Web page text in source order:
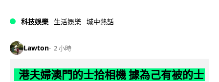
科技娛樂 生活娛樂 城中熱話
Lawton 2 小時
港夫婦澳門的士拾相機 據為己有被的士